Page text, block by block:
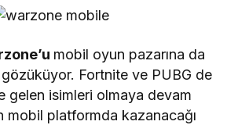
mobil oyun pazarına da
gözüküyor. Fortnite ve PUBG de
gelen isimleri olmaya devam
mobil platformda kazanacağı